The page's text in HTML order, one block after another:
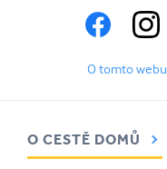
O tomto webu
O CESTĚ DOMŮ